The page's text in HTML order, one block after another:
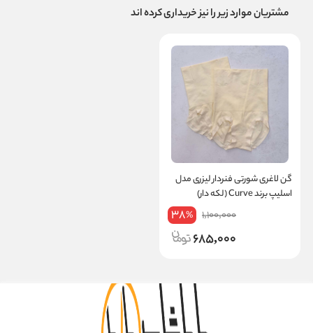
مشتریان موارد زیر را نیز خریداری کرده اند
گن لاغری شورتی فنردار لیزری مدل
اسلیپ برند Curve (لکه دار)
1,100,000
38%
685,000